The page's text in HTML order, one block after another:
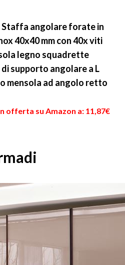
Staffa angolare forate in
40x40 mm con 40x viti
legno squadrette
supporto angolare a L
mensola ad angolo retto
offerta su Amazon a: 11,87€